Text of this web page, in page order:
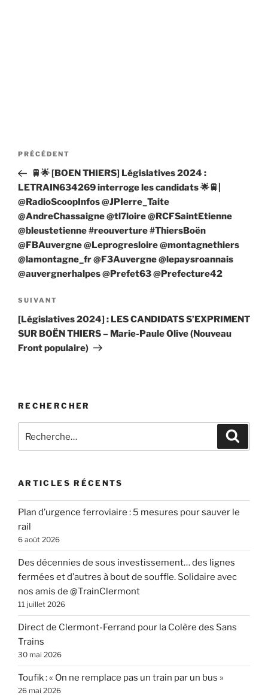
Navigation
l’article
Article
précédent
PRÉCÉDENT
🚆🌟 [BOEN THIERS] Législatives 2024 :
LETRAIN634269 interroge les candidats 🌟🚆|
@RadioScoopInfos @JPIerre_Taite
@AndreChassaigne @tl7loire @RCFSaintEtienne
@bleustetienne #reouverture #ThiersBoën
@FBAuvergne @Leprogresloire @montagnethiers
@lamontagne_fr @F3Auvergne @lepaysroannais
@auvergnerhalpes @Prefet63 @Prefecture42
Article
suivant
SUIVANT
[Législatives 2024] : LES CANDIDATS S’EXPRIMENT
SUR BOËN THIERS – Marie-Paule Olive (Nouveau
Front populaire)
RECHERCHER
pour
ARTICLES RÉCENTS
Plan d’urgence ferroviaire : 5 mesures pour sauver le
rail
6 août 2026
Des décennies de sous investissement… des lignes
fermées et d’autres à bout de souffle. Solidaire avec
nos amis de @TrainClermont
11 juillet 2026
Direct de Clermont-Ferrand pour la Colère des Sans
Trains
30 mai 2026
Toufik : « On ne remplace pas un train par un bus »
26 mai 2026